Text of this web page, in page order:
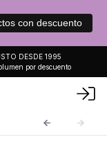
con descuento
DESDE 1995
por descuento